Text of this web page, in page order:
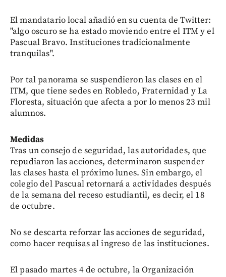
El mandatario local añadió en su cuenta de Twitter:
"algo oscuro se ha estado moviendo entre el ITM y el
Pascual Bravo. Instituciones tradicionalmente
tranquilas".
Por tal panorama se suspendieron las clases en el
ITM, que tiene sedes en Robledo, Fraternidad y La
Floresta, situación que afecta a por lo menos 23 mil
alumnos.
Medidas
Tras un consejo de seguridad, las autoridades, que
repudiaron las acciones, determinaron suspender
las clases hasta el próximo lunes. Sin embargo, el
colegio del Pascual retornará a actividades después
de la semana del receso estudiantil, es decir, el 18
de octubre.
No se descarta reforzar las acciones de seguridad,
como hacer requisas al ingreso de las instituciones.
El pasado martes 4 de octubre, la Organización